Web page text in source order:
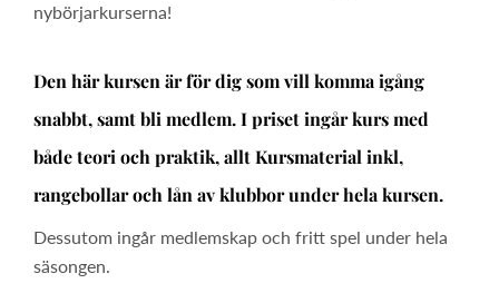
nybörjarkurserna!
Den här kursen är för dig som vill komma igång
snabbt, samt bli medlem. I priset ingår kurs med
både teori och praktik, allt Kursmaterial inkl,
rangebollar och lån av klubbor under hela kursen.
Dessutom ingår medlemskap och fritt spel under hela
säsongen.